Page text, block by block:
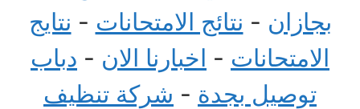
بجازان - نتائج الامتحانات - نتايج
الامتحانات - اخبارنا الان - دباب
توصيل بجدة - شركة تنظيف